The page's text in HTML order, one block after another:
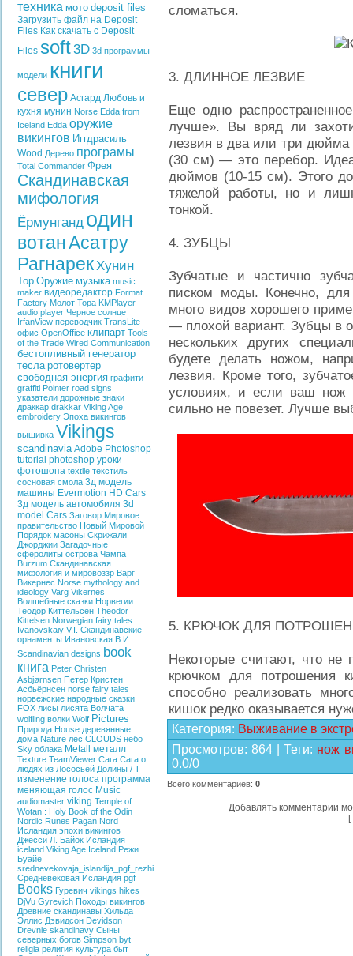
техника мото deposit files
Загрузить файл на Deposit
Files Как скачать с Deposit
Files soft3D 3d программы
модели книги
север Асгард Любовь и
кухня мунин Norse Edda from
Iceland Edda оружие
викингов Иггдрасиль
Wood Дерево програмы
Total Commander Фрея
Скандинавская
мифология
Ёрмунганд один
вотанАсатру
РагнарекХунин
Тор Оружие музыка music
maker видеоредактор Format
Factory Молот Тора KMPlayer
audio player Черное солнце
IrfanView переводчик TransLite
офис OpenOffice клипарт Tools
of the Trade Wired Communication
бестопливный генератор
тесла ротовертер
свободная энергия графити
graffiti Pointer road signs
указатели дорожные знаки
драккар drakkar Viking Age
embroidery Эпоха викингов
вышивка Vikings
scandinavia Adobe Photoshop
tutorial photoshop уроки
фотошопа textile текстиль
сосновая смола 3д модель
машины Evermotion HD Cars
3д модель автомобиля 3d
model Cars Заговор Мировое
правительство Новый Мировой
Порядок масоны Скрижали
Джорджии Загадочные
сферолиты острова Чампа
Burzum Скандинавская
мифология и мировоззр Варг
Викернес Norse mythology and
ideology Varg Vikernes
Волшебные сказки Норвегии
Теодор Киттельсен Theodor
Kittelsen Norwegian fairy tales
Ivanovskaiy V.I. Скандинавские
орнаменты Ивановская В.И.
Scandinavian designs book
книга Peter Christen
Asbjørnsen Петер Кристен
Асбьёрнсен norse fairy tales
норвежские народные сказки
FOX лисы лисята Волчата
wolfling волки Wolf Pictures
Природа House деревянные
дома Nature лес CLOUDS небо
Sky облака Metall металл
Texture TeamViewer Сага Сага о
людях из Лососьей Долины / T
изменение голоса программа
меняющая голос Music
audiomaster viking Temple of
Wotan : Holy Book of the Odin
Nordic Runes Pagan Nord
Исландия эпохи викингов
Джесси Л. Байок Исландия
iceland Viking Age Iceland Режи
Буайе
srednevekovaja_islandija_pgf_rezhi
Средневековая Исландия pgf
Books Гуревич vikings hikes
DjVu Gyrevich Походы викингов
Древние скандинавы Хильда
Эллис Дэвидсон Devidson
Drevnie skandinavy Сыны
северных богов Simpson byt
religia религия культура быт
сломаться.
3. ДЛИННОЕ ЛЕЗВИЕ
Еще одно
лучше». Вы вряд ли
лезвия в два или три
(30 см) — это перебор.
дюймов (10-15 см). Этого
тяжелой работы, но и
тонкой.
4. ЗУБЦЫ
Зубчатые и частично
писком моды. Конечно,
много видов хорошего
— плохой вариант. Зубцы в
нескольких других
будете делать ножом,
лезвия. Кроме того,
условиях, и если ваш нож
сильно не повезет. Лучше
5. КРЮЧОК ДЛЯ
Некоторые считают, что
крючком для потрошения
способно реализовать
кишок редко оказывается
Категория: Выживание в
Просмотров: 864 |Теги: нож
0.0/0
Всего комментариев: 0
Добавлять комментарии
[